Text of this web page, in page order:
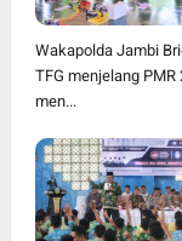
Wakapolda Jambi
TFG menjelang
men...